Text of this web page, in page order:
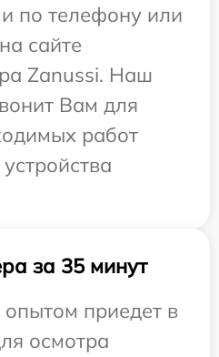
по телефону или
сайте
Zanussi. Наш
Вам для
работ
за 35 минут
приедет в
осмотра